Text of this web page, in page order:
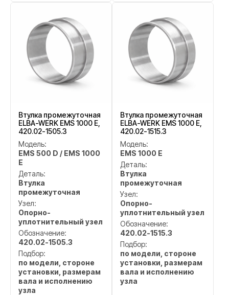
Втулка промежуточная
ELBA-WERK EMS 1000 E,
420.02-1505.3
Модель:
EMS 500 D / EMS 1000
E
Деталь:
Втулка
промежуточная
Узел:
Опорно-
уплотнительный узел
Обозначение:
420.02-1505.3
Подбор:
по модели, стороне
установки, размерам
вала и исполнению
узла
Втулка промежуточная
ELBA-WERK EMS 1000 E,
420.02-1515.3
Модель:
EMS 1000 E
Деталь:
Втулка
промежуточная
Узел:
Опорно-
уплотнительный узел
Обозначение:
420.02-1515.3
Подбор:
по модели, стороне
установки, размерам
вала и исполнению
узла